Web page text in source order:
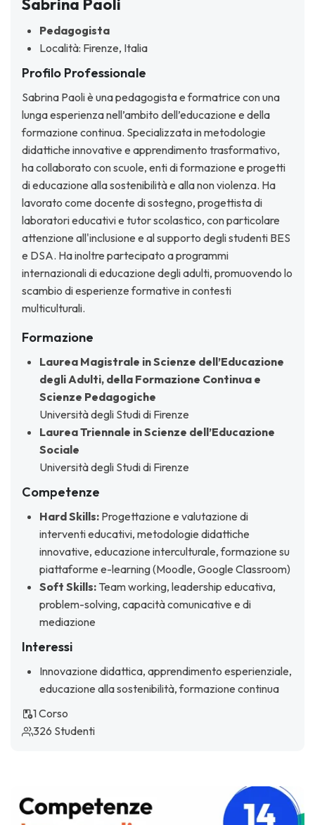
Sabrina Paoli
Pedagogista
Località: Firenze, Italia
Profilo Professionale
Sabrina Paoli è una pedagogista e formatrice con una
lunga esperienza nell’ambito dell’educazione e della
formazione continua. Specializzata in metodologie
didattiche innovative e apprendimento trasformativo,
ha collaborato con scuole, enti di formazione e progetti
di educazione alla sostenibilità e alla non violenza. Ha
lavorato come docente di sostegno, progettista di
laboratori educativi e tutor scolastico, con particolare
attenzione all'inclusione e al supporto degli studenti BES
e DSA. Ha inoltre partecipato a programmi
internazionali di educazione degli adulti, promuovendo lo
scambio di esperienze formative in contesti
multiculturali.
Formazione
Laurea Magistrale in Scienze dell’Educazione
degli Adulti, della Formazione Continua e
Scienze Pedagogiche
Università degli Studi di Firenze
Laurea Triennale in Scienze dell’Educazione
Sociale
Università degli Studi di Firenze
Competenze
Hard Skills: Progettazione e valutazione di
interventi educativi, metodologie didattiche
innovative, educazione interculturale, formazione su
piattaforme e-learning (Moodle, Google Classroom)
Soft Skills: Team working, leadership educativa,
problem-solving, capacità comunicative e di
mediazione
Interessi
Innovazione didattica, apprendimento esperienziale,
educazione alla sostenibilità, formazione continua
1 Corso
326 Studenti